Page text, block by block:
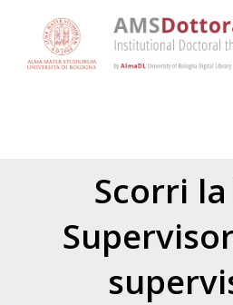
Scorri